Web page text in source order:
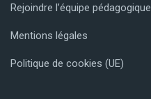
Rejoindre l’équipe pédagogique
Mentions légales
Politique de cookies (UE)